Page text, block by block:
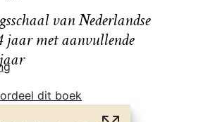
van Nederlandse
jaar met aanvullende
dit boek